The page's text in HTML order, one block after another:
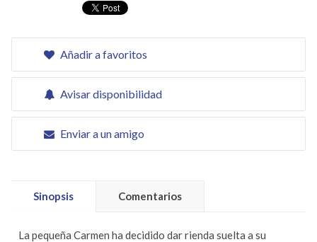
Añadir a favoritos
Avisar disponibilidad
Enviar a un amigo
Sinopsis Comentarios
La pequeña Carmen ha decidido dar rienda suelta a su